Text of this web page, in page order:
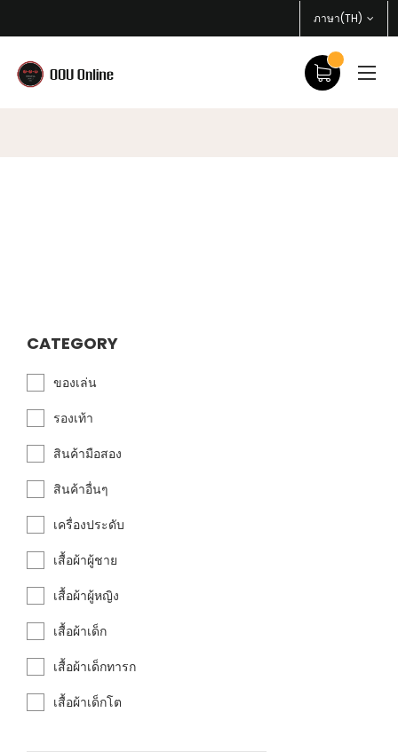
ภาษา(TH)
CATEGORY
ของเล่น
รองเท้า
สินค้ามือสอง
สินค้าอื่นๆ
เครื่องประดับ
เสื้อผ้าผู้ชาย
เสื้อผ้าผู้หญิง
เสื้อผ้าเด็ก
เสื้อผ้าเด็กทารก
เสื้อผ้าเด็กโต